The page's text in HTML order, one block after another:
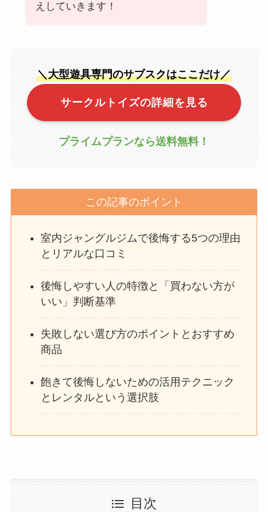
えしていきます！
＼大型遊具専門のサブスクはここだけ／
サークルトイズの詳細を見る
プライムプランなら送料無料！
この記事のポイント
室内ジャングルジムで後悔する5つの理由
とリアルな口コミ
後悔しやすい人の特徴と「買わない方が
いい」判断基準
失敗しない選び方のポイントとおすすめ
商品
飽きて後悔しないための活用テクニック
とレンタルという選択肢
目次